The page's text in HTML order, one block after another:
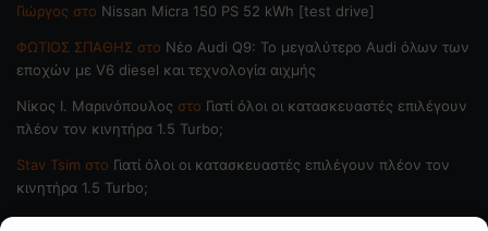
Γιώργος στο Nissan Micra 150 PS 52 kWh [test drive]
ΦΩΤΙΟΣ ΣΠΑΘΗΣ στο Νέο Audi Q9: Το μεγαλύτερο Audi όλων των
εποχών με V6 diesel και τεχνολογία αιχμής
Nίκος Ι. Mαρινόπουλος στο Γιατί όλοι οι κατασκευαστές επιλέγουν
πλέον τον κινητήρα 1.5 Turbo;
Stav Tsim στο Γιατί όλοι οι κατασκευαστές επιλέγουν πλέον τον
κινητήρα 1.5 Turbo;